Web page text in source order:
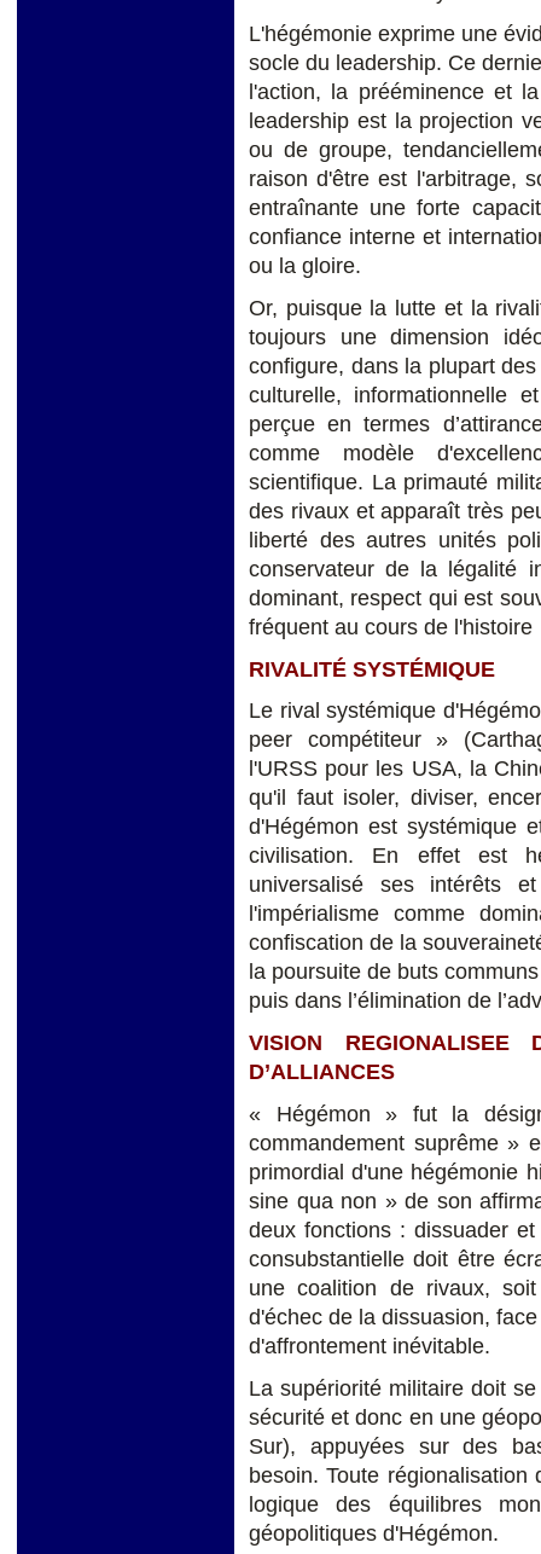
L'hégémonie exprime une
socle du leadership. Ce
l'action, la prééminence et
leadership est la projection
ou de groupe,
raison d'être est l'arbitrage,
entraînante une forte
confiance interne et
ou la gloire.
Or, puisque la lutte et la
toujours une dimension
configure, dans la plupart
culturelle, informationnelle
perçue en termes
comme modèle
scientifique. La primauté
des rivaux et apparaît très
liberté des autres unités
conservateur de la légalité
dominant, respect qui est
fréquent au cours de l'histoire
RIVALITÉ SYSTÉMIQUE
Le rival systémique
peer compétiteur »
l'URSS pour les USA, la
qu'il faut isoler, diviser,
d'Hégémon est systémique
civilisation. En effet est
universalisé ses intérêts
l'impérialisme comme
confiscation de la
la poursuite de buts
puis dans l’élimination de
VISION
D’ALLIANCES
« Hégémon » fut la
commandement suprême »
primordial d'une hégémonie
sine qua non » de son
deux fonctions : dissuader
consubstantielle doit être
une coalition de rivaux,
d'échec de la dissuasion,
d'affrontement inévitable.
La supériorité militaire doit
sécurité et donc en une
Sur), appuyées sur des
besoin. Toute
logique des équilibres
géopolitiques d'Hégémon.